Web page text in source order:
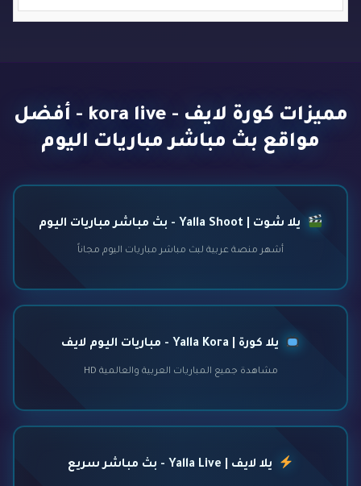
مميزات كورة لايف - kora live - أفضل
مواقع بث مباشر مباريات اليوم
يلا شوت | Yalla Shoot - بث مباشر مباريات اليوم
أشهر منصة عربية لبث مباشر مباريات اليوم مجاناً
يلا كورة | Yalla Kora - مباريات اليوم لايف
مشاهدة جميع المباريات العربية والعالمية HD
يلا لايف | Yalla Live - بث مباشر سريع